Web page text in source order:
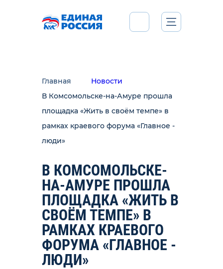
Главная
Новости
В Комсомольске-на-Амуре прошла
площадка «Жить в своём темпе» в
рамках краевого форума «Главное -
люди»
В КОМСОМОЛЬСКЕ-
НА-АМУРЕ ПРОШЛА
ПЛОЩАДКА «ЖИТЬ В
СВОЁМ ТЕМПЕ» В
РАМКАХ КРАЕВОГО
ФОРУМА «ГЛАВНОЕ -
ЛЮДИ»